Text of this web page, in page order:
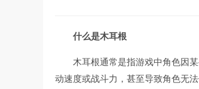
什么是木耳根
木耳根通常是指游戏中角色因
动速度或战斗力，甚至导致角色无